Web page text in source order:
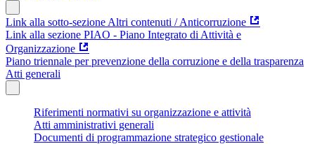
Link alla sotto-sezione Altri contenuti / Anticorruzione
Link alla sezione PIAO - Piano Integrato di Attività e
Organizzazione
Piano triennale per prevenzione della corruzione e della trasparenza
Atti generali
Riferimenti normativi su organizzazione e attività
Atti amministrativi generali
Documenti di programmazione strategico gestionale